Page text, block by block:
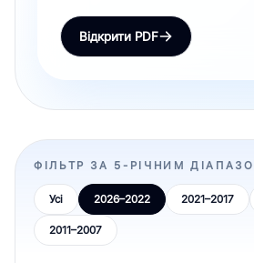
Відкрити PDF
ФІЛЬТР ЗА 5-РІЧНИМ
Усі 2026–2022 2021–2017
2011–2007